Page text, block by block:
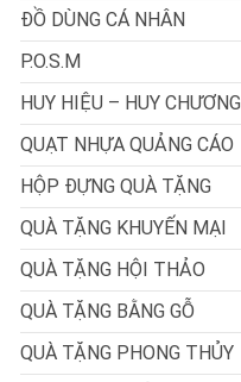
ĐỒ DÙNG CÁ NHÂN
P.O.S.M
HUY HIỆU – HUY CHƯƠNG
QUẠT NHỰA QUẢNG CÁO
HỘP ĐỰNG QUÀ TẶNG
QUÀ TẶNG KHUYẾN MẠI
QUÀ TẶNG HỘI THẢO
QUÀ TẶNG BẰNG GỖ
QUÀ TẶNG PHONG THỦY